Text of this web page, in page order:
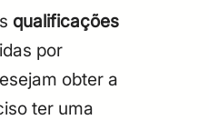
qualificações
por
obter a
ter uma